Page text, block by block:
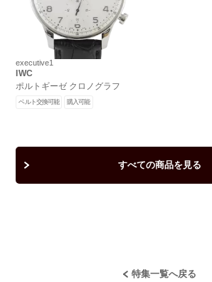
executive1
IWC
ポルトギーゼ クロノグラフ
ベルト交換可能 購入可能
すべての商品を見る
特集一覧へ戻る